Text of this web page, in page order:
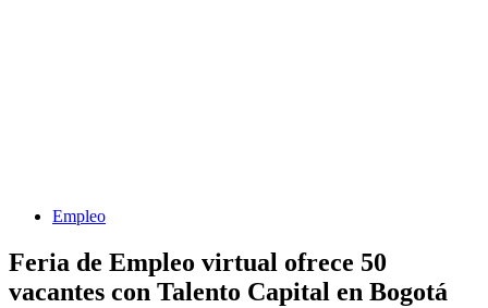
Empleo
Feria de Empleo virtual ofrece 50
vacantes con Talento Capital en Bogotá